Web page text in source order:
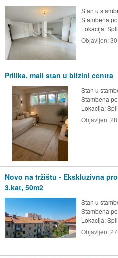
Stan u
Stambena
Lokacija:
Objavljen:
Prilika, mali stan u blizini centra
Stan u
Stambena
Lokacija:
Objavljen:
Novo na tržištu - Ekskluzivna
3.kat, 50m2
Stan u
Stambena
Lokacija:
Objavljen: